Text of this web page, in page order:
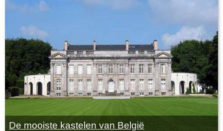
De mooiste kastelen van België